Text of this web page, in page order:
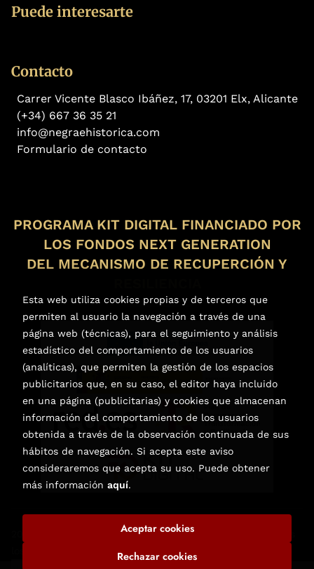
Puede interesarte
Contacto
Carrer Vicente Blasco Ibáñez, 17, 03201 Elx, Alicante
(+34) 667 36 35 21
info@negraehistorica.com
Formulario de contacto
PROGRAMA KIT DIGITAL FINANCIADO POR
LOS FONDOS NEXT GENERATION
DEL MECANISMO DE RECUPERCIÓN Y
Librería de Libros Nuevos y Usados en Elche
los Derechos Reservados |
Trevenque Group
Esta web utiliza cookies propias y de terceros que
permiten al usuario la navegación a través de una
página web (técnicas), para el seguimiento y análisis
estadístico del comportamiento de los usuarios
(analíticas), que permiten la gestión de los espacios
publicitarios que, en su caso, el editor haya incluido
en una página (publicitarias) y cookies que almacenan
información del comportamiento de los usuarios
obtenida a través de la observación continuada de sus
hábitos de navegación. Si acepta este aviso
consideraremos que acepta su uso. Puede obtener
más información aquí.
Rechazar cookies
Aceptar cookies